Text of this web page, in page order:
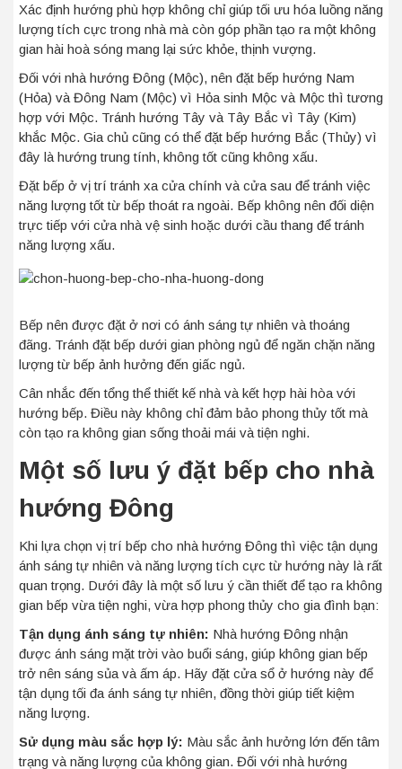
Xác định hướng phù hợp không chỉ giúp tối ưu hóa luồng năng
lượng tích cực trong nhà mà còn góp phần tạo ra một không
gian hài hoà sóng mang lại sức khỏe, thịnh vượng.
Đối với nhà hướng Đông (Mộc), nên đặt bếp hướng Nam
(Hỏa) và Đông Nam (Mộc) vì Hỏa sinh Mộc và Mộc thì tương
hợp với Mộc. Tránh hướng Tây và Tây Bắc vì Tây (Kim)
khắc Mộc. Gia chủ cũng có thể đặt bếp hướng Bắc (Thủy) vì
đây là hướng trung tính, không tốt cũng không xấu.
Đặt bếp ở vị trí tránh xa cửa chính và cửa sau để tránh việc
năng lượng tốt từ bếp thoát ra ngoài. Bếp không nên đối diện
trực tiếp với cửa nhà vệ sinh hoặc dưới cầu thang để tránh
năng lượng xấu.
Bếp nên được đặt ở nơi có ánh sáng tự nhiên và thoáng
đãng. Tránh đặt bếp dưới gian phòng ngủ để ngăn chặn năng
lượng từ bếp ảnh hưởng đến giấc ngủ.
Cân nhắc đến tổng thể thiết kế nhà và kết hợp hài hòa với
hướng bếp. Điều này không chỉ đảm bảo phong thủy tốt mà
còn tạo ra không gian sống thoải mái và tiện nghi.
Một số lưu ý đặt bếp cho nhà
hướng Đông
Khi lựa chọn vị trí bếp cho nhà hướng Đông thì việc tận dụng
ánh sáng tự nhiên và năng lượng tích cực từ hướng này là rất
quan trọng. Dưới đây là một số lưu ý cần thiết để tạo ra không
gian bếp vừa tiện nghi, vừa hợp phong thủy cho gia đình bạn:
Tận dụng ánh sáng tự nhiên: Nhà hướng Đông nhận
được ánh sáng mặt trời vào buổi sáng, giúp không gian bếp
trở nên sáng sủa và ấm áp. Hãy đặt cửa sổ ở hướng này để
tận dụng tối đa ánh sáng tự nhiên, đồng thời giúp tiết kiệm
năng lượng.
Sử dụng màu sắc hợp lý: Màu sắc ảnh hưởng lớn đến tâm
trạng và năng lượng của không gian. Đối với nhà hướng